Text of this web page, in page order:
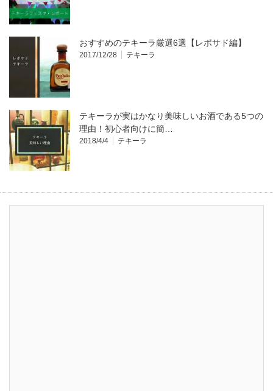
おすすめのテキーラ厳選6選【レポサド編】
2017/12/28 テキーラ
テキーラが実はかなり美味しいお酒である5つの
理由！初心者向けに簡…
2018/4/4 テキーラ